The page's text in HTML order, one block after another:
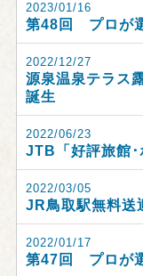
2023/01/16
第48回 プロが
2022/12/27
源泉温泉テラス
誕生
2022/06/23
JTB「好評旅
2022/03/05
JR鳥取駅無料送
2022/01/17
第47回 プロが